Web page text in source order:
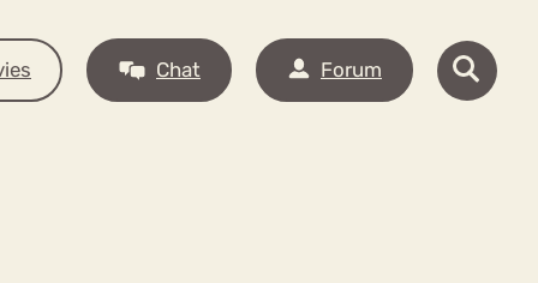
Chat Forum